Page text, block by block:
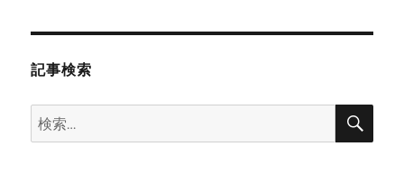
記事検索
検
索:
検